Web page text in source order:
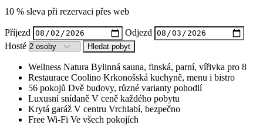
10 % sleva při rezervaci přes web
Příjezd
Odjezd
Hosté
Hledat pobyt
Wellness Natura Bylinná sauna, finská, parní, vířivka pro 8
Restaurace Coolino Krkonošská kuchyně, menu i bistro
56 pokojů Dvě budovy, různé varianty pohodlí
Luxusní snídaně V ceně každého pobytu
Krytá garáž V centru Vrchlabí, bezpečno
Free Wi-Fi Ve všech pokojích